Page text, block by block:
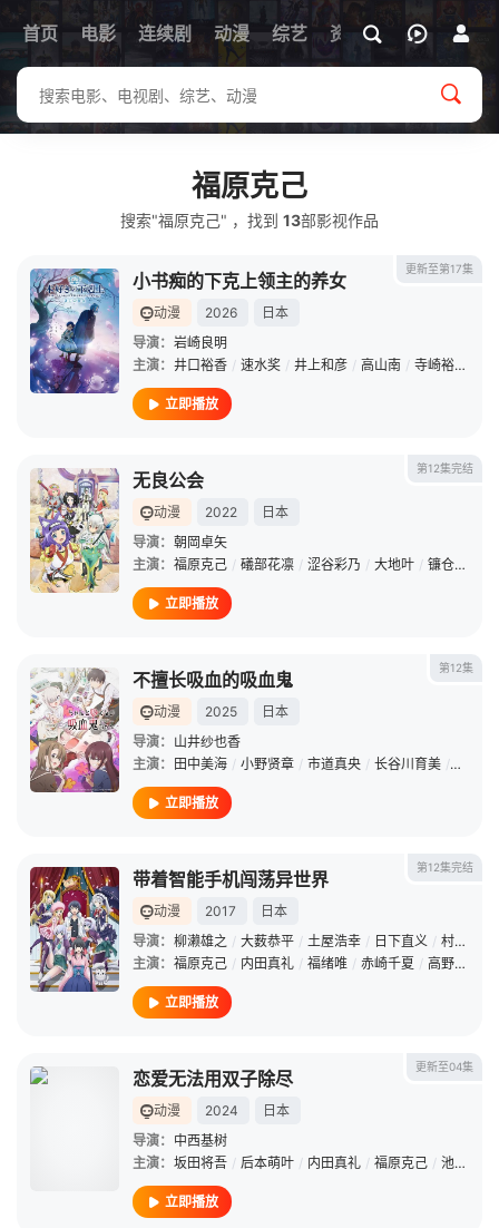
首页 电影 连续剧 动漫 综艺 资讯
福原克己
搜索"福原克己" ，找到 13部影视作品
更新至第17集
小书痴的下克上领主的养女
动漫 2026
日本
导演： 岩崎良明
主演： 井口裕香 / 速水奖 / 井上和彦 / 高山南 / 寺崎裕香
立即播放
第12集完结
无良公会
动漫 2022
日本
导演： 朝岡卓矢
主演： 福原克己 / 礒部花凛 / 涩谷彩乃 / 大地叶 / 镰仓有那
立即播放
第12集
不擅长吸血的吸血鬼
动漫 2025
日本
导演： 山井纱也香
主演：
田中美海 / 小野贤章 / 市道真央 / 长谷川育美 / 福原克
立即播放
第12集完结
带着智能手机闯荡异世界
动漫 2017
日本
导演： 柳濑雄之 / 大薮恭平 / 土屋浩幸 / 日下直义 / 村山靖
主演： 福原克己 / 内田真礼 / 福绪唯 / 赤崎千夏 / 高野麻里佳
立即播放
更新至04集
恋爱无法用双子除尽
动漫 2024
日本
导演： 中西基树
主演： 坂田将吾 / 后本萌叶 / 内田真礼 / 福原克己 / 池田海咲
立即播放